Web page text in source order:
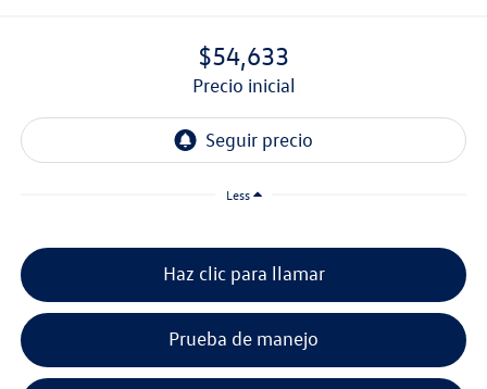
$54,633
precio inicial
Less
Haz clic para llamar
Prueba de manejo